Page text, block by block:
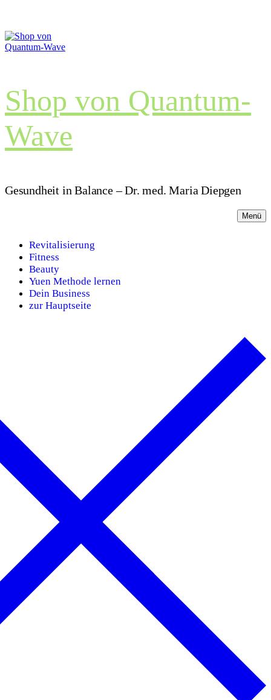
springen
Shop von Quantum-
Wave
Gesundheit in Balance – Dr. med. Maria Diepgen
Menü
Revitalisierung
Fitness
Beauty
Yuen Methode lernen
Dein Business
zur Hauptseite